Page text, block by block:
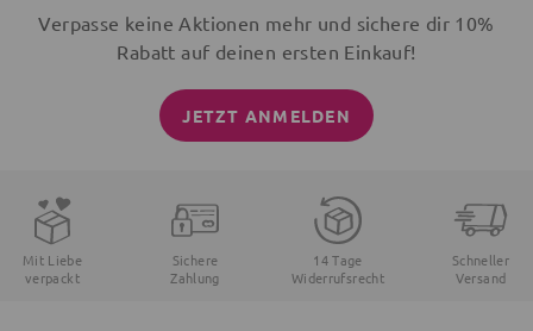
Verpasse keine Aktionen mehr und sichere dir 10%
Rabatt auf deinen ersten Einkauf!
JETZT ANMELDEN
Mit Liebe
verpackt
Sichere
Zahlung
14 Tage
Widerrufsrecht
Schneller
Versand